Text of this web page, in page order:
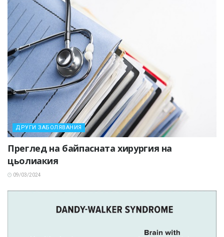
ДРУГИ ЗАБОЛЯВАНИЯ
Преглед на байпасната хирургия на
цьолиакия
09/03/2024